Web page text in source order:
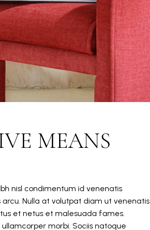
MEANS
nisl condimentum id venenatis
Nulla at volutpat diam ut venenatis
et netus et malesuada fames.
morbi. Sociis natoque